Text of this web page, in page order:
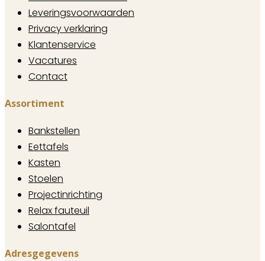
Leveringsvoorwaarden
Privacy verklaring
Klantenservice
Vacatures
Contact
Assortiment
Bankstellen
Eettafels
Kasten
Stoelen
Projectinrichting
Relax fauteuil
Salontafel
Adresgegevens